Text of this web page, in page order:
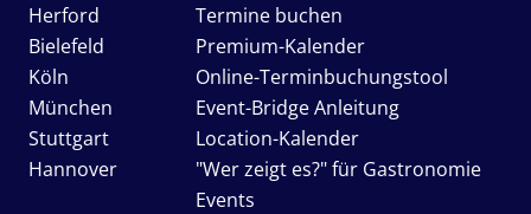
Herford
Bielefeld
Köln
München
Stuttgart
Hannover
Termine buchen
Premium-Kalender
Online-Terminbuchungstool
Event-Bridge Anleitung
Location-Kalender
"Wer zeigt es?" für Gastronomie
Events